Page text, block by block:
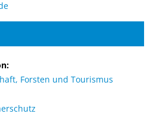
Forsten und Tourismus